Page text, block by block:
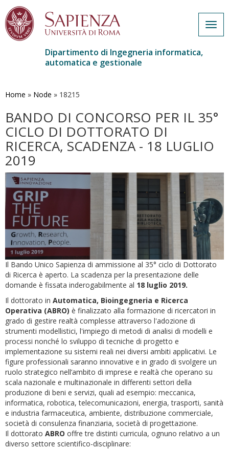
contenuto
Dipartimento di Ingegneria informatica,
automatica e gestionale
Home » Node » 18215
BANDO DI CONCORSO PER IL 35°
CICLO DI DOTTORATO DI
RICERCA, SCADENZA - 18 LUGLIO
2019
Il Bando Unico Sapienza di ammissione al 35° ciclo di Dottorato
di Ricerca è aperto. La scadenza per la presentazione delle
domande è fissata inderogabilmente al 18 luglio 2019.
Il dottorato in Automatica, Bioingegneria e Ricerca
Operativa (ABRO) è finalizzato alla formazione di ricercatori in
grado di gestire realtà complesse attraverso l'adozione di
strumenti modellistici, l'impiego di metodi di analisi di modelli e
processi nonché lo sviluppo di tecniche di progetto e
implementazione su sistemi reali nei diversi ambiti applicativi. Le
figure professionali saranno innovative e in grado di svolgere un
ruolo strategico nell’ambito di imprese e realtà che operano su
scala nazionale e multinazionale in differenti settori della
produzione di beni e servizi, quali ad esempio: meccanica,
informatica, robotica, telecomunicazioni, energia, trasporti, sanità
e industria farmaceutica, ambiente, distribuzione commerciale,
società di consulenza finanziaria, società di progettazione.
Il dottorato ABRO offre tre distinti curricula, ognuno relativo a un
diverso settore scientifico-disciplinare: